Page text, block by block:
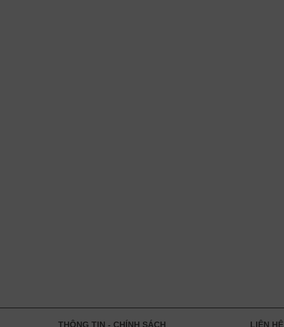
THÔNG TIN - CHÍNH SÁCH LIÊN HỆ